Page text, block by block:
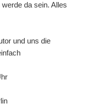
da sein. Alles
und uns die